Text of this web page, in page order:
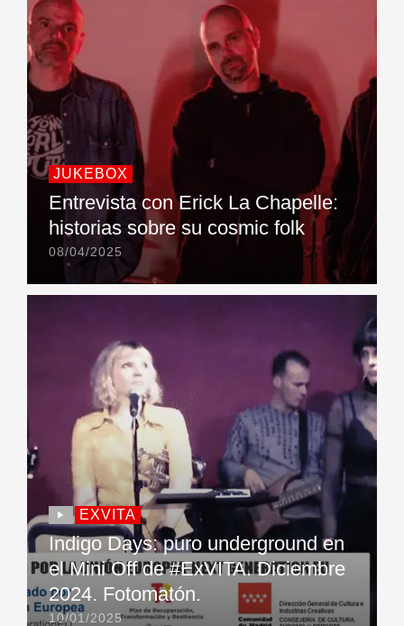
JUKEBOX
Entrevista con Erick La Chapelle:
historias sobre su cosmic folk
08/04/2025
EXVITA
Indigo Days: puro underground en
el Mini Off de #ExVITA. Diciembre
2024. Fotomatón.
10/01/2025